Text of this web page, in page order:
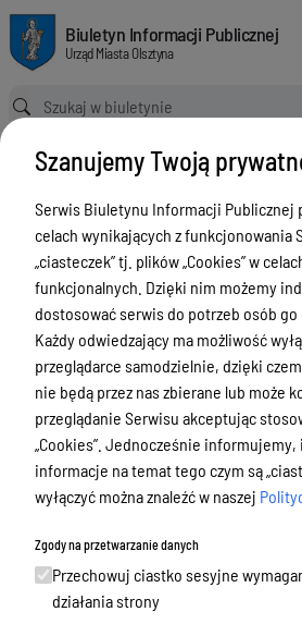
Mapa usług z zakresu geodezji i gospodarki
Biuletyn Informacji Publicznej Urząd Miasta
Biuletyn Informacji Publicznej
Urząd Miasta Olsztyna
Ścieżka powrotu
Strona główna Mapa usług z zakresu geodezji i
Mapa usług z
gospodarki
Menu Przedmiotowe
ZAŁATWIANIE SPRAW
Ogłoszenia
Bezpieczeństwo
Urodzenia, małżeństwa, zgony,
meldunek, dowód, komunikacja,
działalność, alkohol
Budżet, finanse i majątek
Podatki i opłaty, umorzenia, ulgi i
dotacje
Urbanistyka, architektura i zabytki
Szanujemy Twoją
Serwis Biuletynu Informacji Publicznej
celach wynikających z funkcjonowania
„ciasteczek” tj. plików „Cookies” w
funkcjonalnych. Dzięki nim możemy
dostosować serwis do potrzeb osób go
Każdy odwiedzający ma możliwość
przeglądarce samodzielnie, dzięki
nie będą przez nas zbierane lub może
przeglądanie Serwisu akceptując
„Cookies”. Jednocześnie informujemy,
informacje na temat tego czym są
wyłączyć można znaleźć w naszej
Zgody na przetwarzanie danych
Przechowuj ciastko sesyjne
działania strony